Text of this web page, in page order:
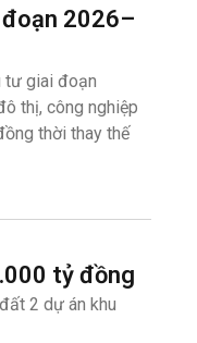
đoạn 2026–
tư giai đoạn
thị, công nghiệp
thời thay thế
tỷ đồng
2 dự án khu